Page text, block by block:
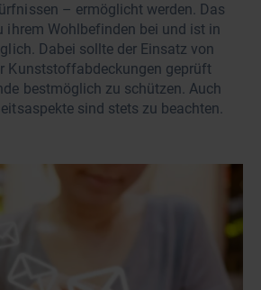
– ermöglicht werden. Das
ihrem Wohlbefinden bei und ist in
Dabei sollte der Einsatz von
Kunststoffabdeckungen geprüft
bestmöglich zu schützen. Auch
sind stets zu beachten.